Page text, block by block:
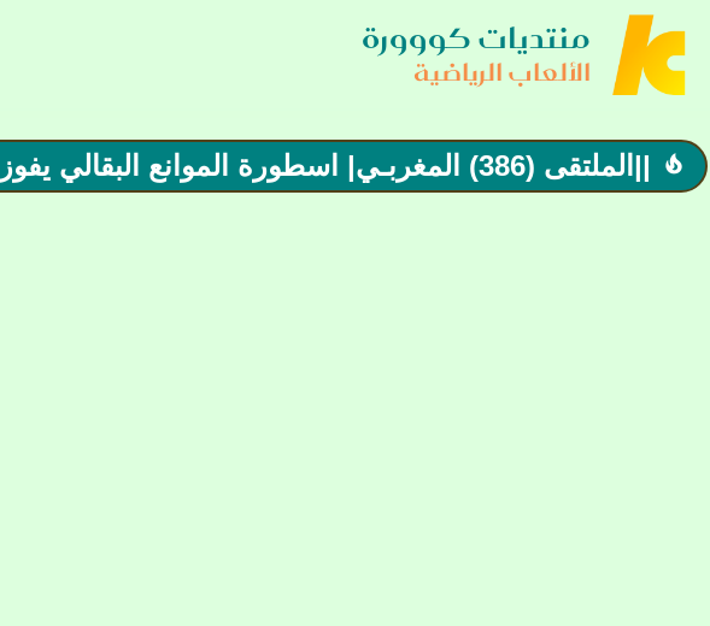
منتديات كووورة
الألعاب الرياضية
 ||الملتقى (386) المغربـي| اسطورة الموانع البقالي يفوز بملتقى الدوحة